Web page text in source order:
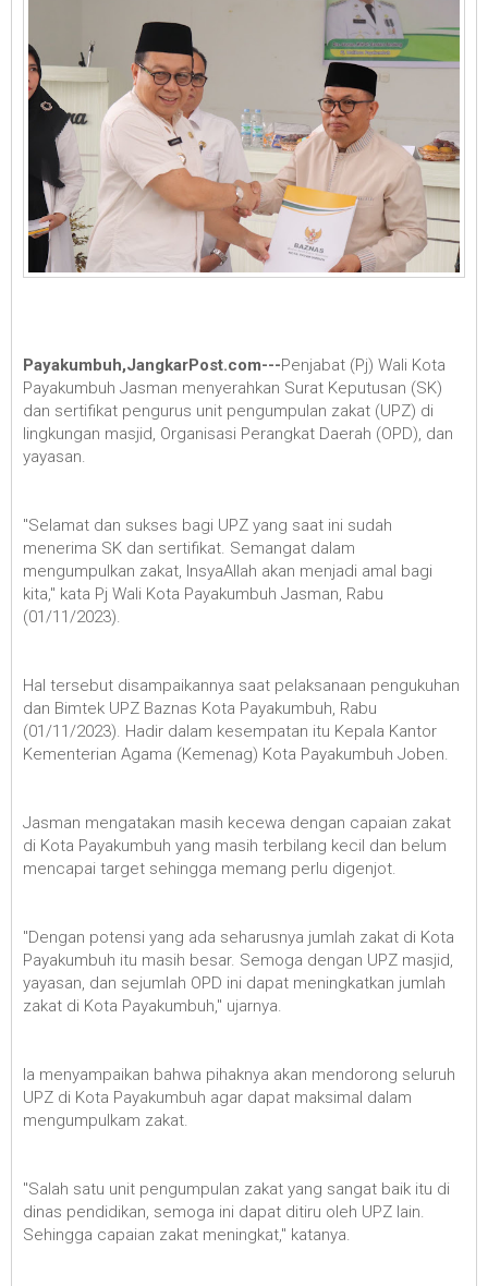
Payakumbuh,JangkarPost.com---Penjabat (Pj) Wali Kota
Payakumbuh Jasman menyerahkan Surat Keputusan (SK)
dan sertifikat pengurus unit pengumpulan zakat (UPZ) di
lingkungan masjid, Organisasi Perangkat Daerah (OPD), dan
yayasan.
"Selamat dan sukses bagi UPZ yang saat ini sudah
menerima SK dan sertifikat. Semangat dalam
mengumpulkan zakat, InsyaAllah akan menjadi amal bagi
kita," kata Pj Wali Kota Payakumbuh Jasman, Rabu
(01/11/2023).
Hal tersebut disampaikannya saat pelaksanaan pengukuhan
dan Bimtek UPZ Baznas Kota Payakumbuh, Rabu
(01/11/2023). Hadir dalam kesempatan itu Kepala Kantor
Kementerian Agama (Kemenag) Kota Payakumbuh Joben.
Jasman mengatakan masih kecewa dengan capaian zakat
di Kota Payakumbuh yang masih terbilang kecil dan belum
mencapai target sehingga memang perlu digenjot.
"Dengan potensi yang ada seharusnya jumlah zakat di Kota
Payakumbuh itu masih besar. Semoga dengan UPZ masjid,
yayasan, dan sejumlah OPD ini dapat meningkatkan jumlah
zakat di Kota Payakumbuh," ujarnya.
Ia menyampaikan bahwa pihaknya akan mendorong seluruh
UPZ di Kota Payakumbuh agar dapat maksimal dalam
mengumpulkam zakat.
"Salah satu unit pengumpulan zakat yang sangat baik itu di
dinas pendidikan, semoga ini dapat ditiru oleh UPZ lain.
Sehingga capaian zakat meningkat," katanya.